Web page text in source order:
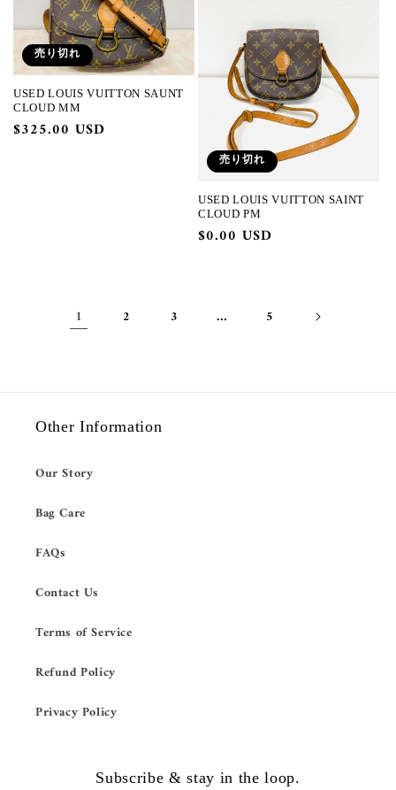
売り切れ
USED LOUIS VUITTON SAUNT
CLOUD MM
通
$325.00 USD
売り切れ
USED LOUIS VUITTON SAINT
CLOUD PM
通
$0.00 USD
1 2 3 … 5
Other Information
Our Story
Bag Care
FAQs
Contact Us
Terms of Service
Refund Policy
Privacy Policy
Subscribe & stay in the loop.